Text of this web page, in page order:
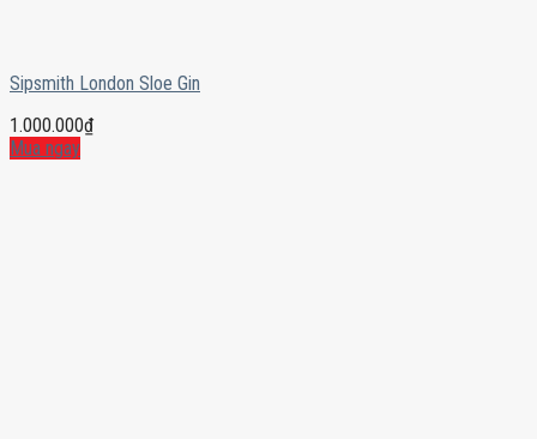
Sipsmith London Sloe Gin
1.000.000₫
Mua ngay